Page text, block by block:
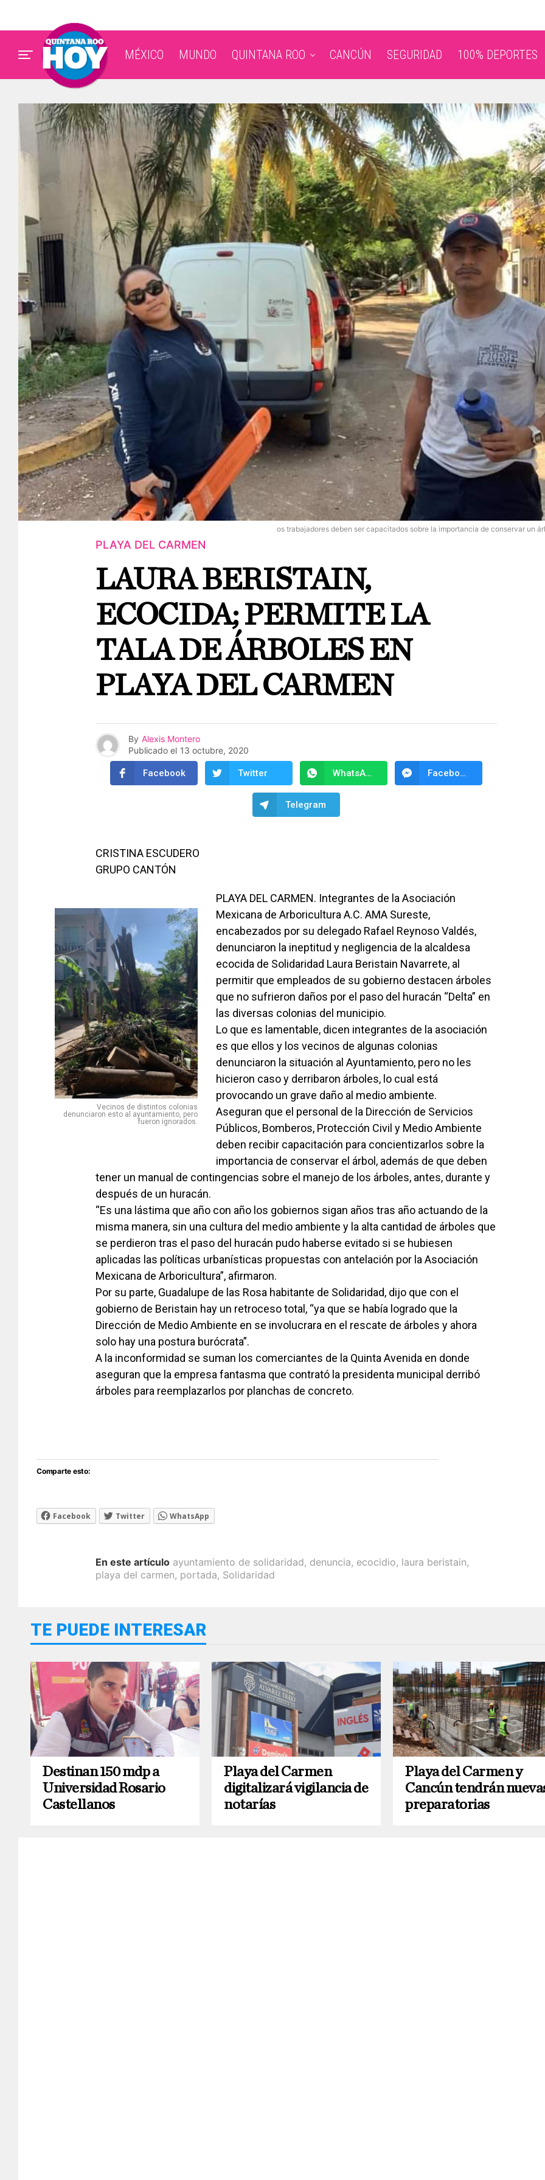
MÉXICO MUNDO QUINTANA ROO CANCÚN SEGURIDAD 100% DEPORTES
os trabajadores deben ser capacitados sobre la importancia de conservar un
PLAYA DEL CARMEN
LAURA BERISTAIN,
ECOCIDA; PERMITE LA
TALA DE ÁRBOLES EN
PLAYA DEL CARMEN
By Alexis Montero
Publicado el 13 octubre, 2020
Facebook Twitter WhatsApp Facebook Messenger
Telegram
CRISTINA ESCUDERO
GRUPO CANTÓN
Vecinos de distintos colonias
denunciaron esto al ayuntamiento, pero
fueron ignorados.
PLAYA DEL CARMEN. Integrantes de la Asociación
Mexicana de Arboricultura A.C. AMA Sureste,
encabezados por su delegado Rafael Reynoso Valdés,
denunciaron la ineptitud y negligencia de la alcaldesa
ecocida de Solidaridad Laura Beristain Navarrete, al
permitir que empleados de su gobierno destacen árboles
que no sufrieron daños por el paso del huracán “Delta” en
las diversas colonias del municipio.
Lo que es lamentable, dicen integrantes de la asociación
es que ellos y los vecinos de algunas colonias
denunciaron la situación al Ayuntamiento, pero no les
hicieron caso y derribaron árboles, lo cual está
provocando un grave daño al medio ambiente.
Aseguran que el personal de la Dirección de Servicios
Públicos, Bomberos, Protección Civil y Medio Ambiente
deben recibir capacitación para concientizarlos sobre la
importancia de conservar el árbol, además de que deben
tener un manual de contingencias sobre el manejo de los árboles, antes, durante y
después de un huracán.
“Es una lástima que año con año los gobiernos sigan años tras año actuando de la
misma manera, sin una cultura del medio ambiente y la alta cantidad de árboles que
se perdieron tras el paso del huracán pudo haberse evitado si se hubiesen
aplicadas las políticas urbanísticas propuestas con antelación por la Asociación
Mexicana de Arboricultura”, afirmaron.
Por su parte, Guadalupe de las Rosa habitante de Solidaridad, dijo que con el
gobierno de Beristain hay un retroceso total, “ya que se había logrado que la
Dirección de Medio Ambiente en se involucrara en el rescate de árboles y ahora
solo hay una postura burócrata”.
A la inconformidad se suman los comerciantes de la Quinta Avenida en donde
aseguran que la empresa fantasma que contrató la presidenta municipal derribó
árboles para reemplazarlos por planchas de concreto.
Comparte esto:
Facebook Twitter WhatsApp
En este artículo ayuntamiento de solidaridad, denuncia, ecocidio, laura beristain,
playa del carmen, portada, Solidaridad
TE PUEDE INTERESAR
Destinan 150 mdp a
Universidad Rosario
Castellanos
Playa del Carmen
digitalizará vigilancia de
notarías
Playa del Carmen y
Cancún tendrán
preparatorias